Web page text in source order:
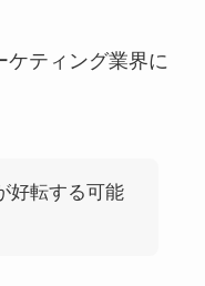
ケティング業界に
好転する可能